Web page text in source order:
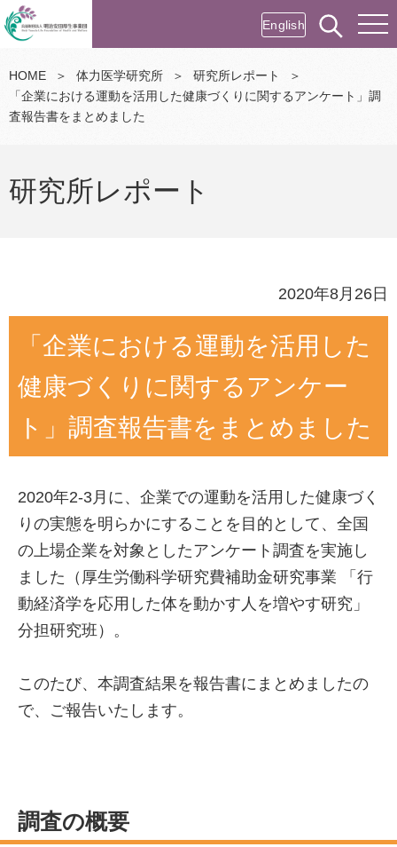
English
HOME ＞ 体力医学研究所 ＞ 研究所レポート
＞
「企業における運動を活用した健康づくりに関するアンケート」調
査報告書をまとめました
研究所レポート
2020年8月26日
「企業における運動を活用した
健康づくりに関するアンケー
ト」調査報告書をまとめました
2020年2-3月に、企業での運動を活用した健康づく
りの実態を明らかにすることを目的として、全国
の上場企業を対象としたアンケート調査を実施し
ました（厚生労働科学研究費補助金研究事業 「行
動経済学を応用した体を動かす人を増やす研究」
分担研究班）。
このたび、本調査結果を報告書にまとめましたの
で、ご報告いたします。
調査の概要